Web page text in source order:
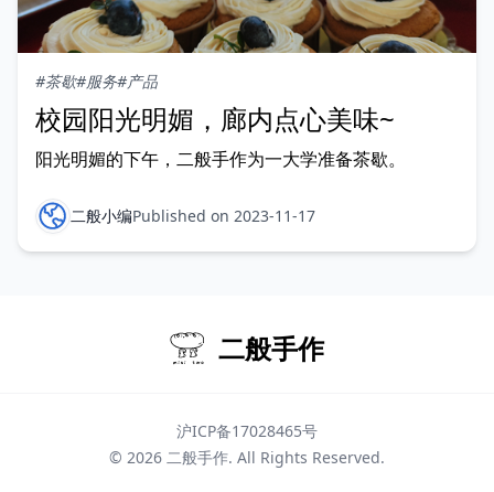
#茶歇#服务#产品
校园阳光明媚，廊内点心美味~
阳光明媚的下午，二般手作为一大学准备茶歇。
二般小编Published on 2023-11-17
二般手作
沪ICP备17028465号
© 2026 二般手作. All Rights Reserved.